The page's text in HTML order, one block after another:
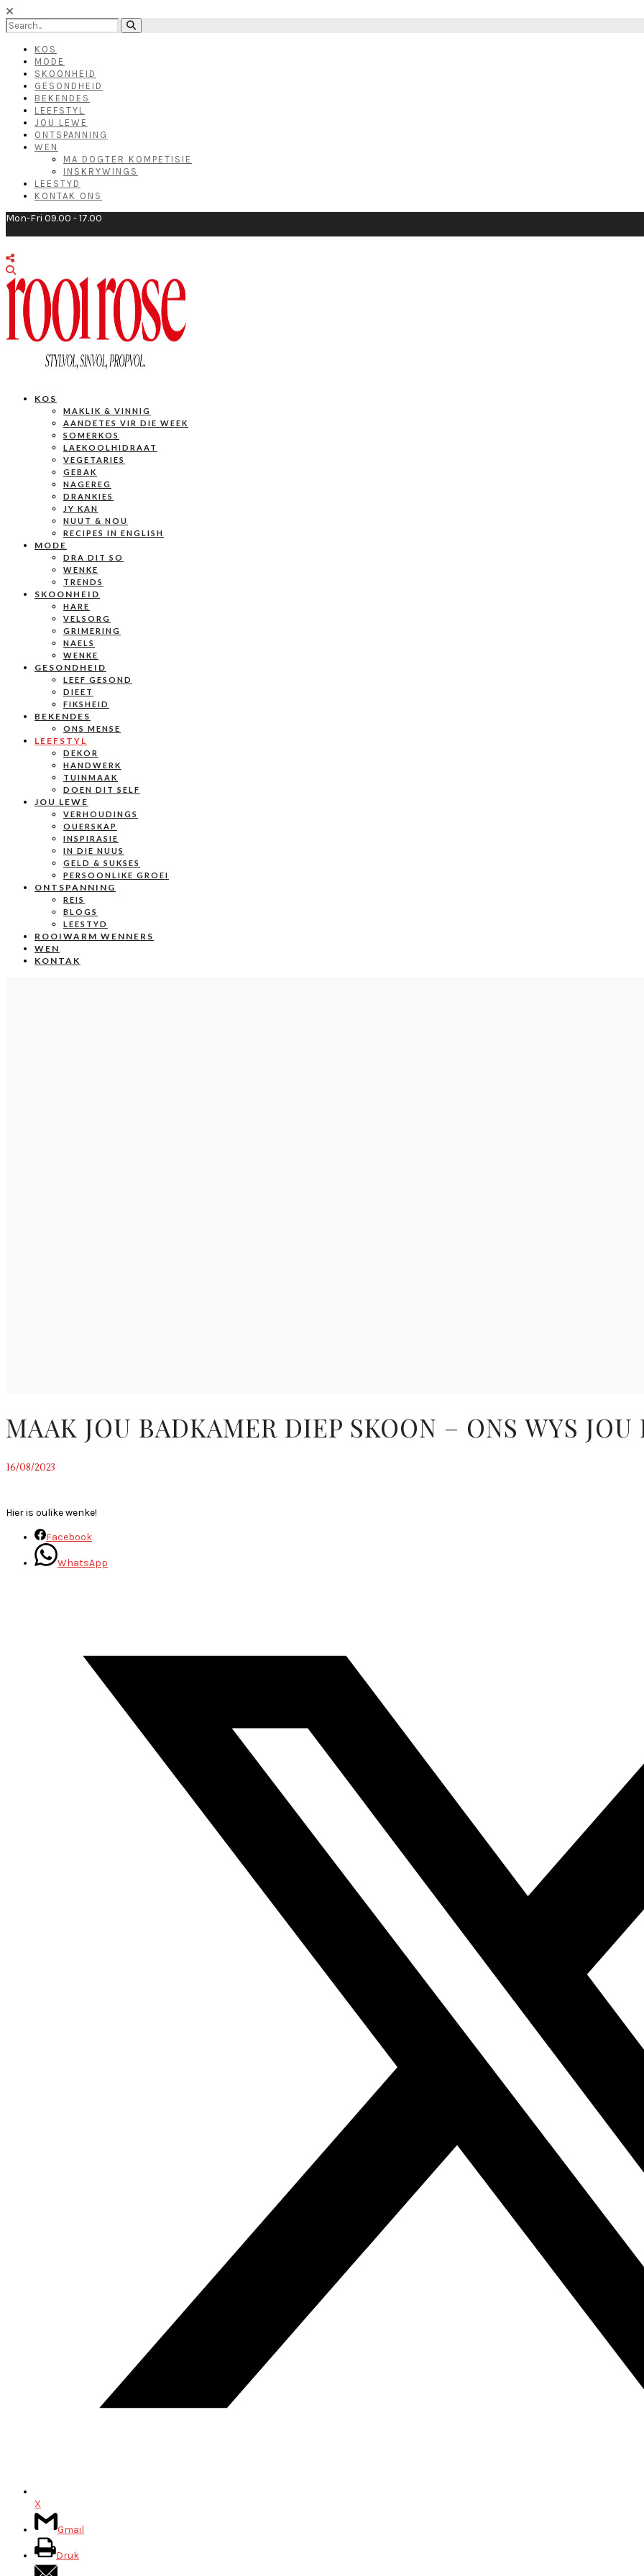
KOS
MODE
SKOONHEID
GESONDHEID
BEKENDES
LEEFSTYL
JOU LEWE
ONTSPANNING
WEN
MA DOGTER KOMPETISIE
INSKRYWINGS
LEESTYD
KONTAK ONS
Mon-Fri 09.00 - 17.00
KOS
MAKLIK & VINNIG
AANDETES VIR DIE WEEK
SOMERKOS
LAEKOOLHIDRAAT
VEGETARIES
GEBAK
NAGEREG
DRANKIES
JY KAN
NUUT & NOU
RECIPES IN ENGLISH
MODE
DRA DIT SO
WENKE
TRENDS
SKOONHEID
HARE
VELSORG
GRIMERING
NAELS
WENKE
GESONDHEID
LEEF GESOND
DIEET
FIKSHEID
BEKENDES
ONS MENSE
LEEFSTYL
DEKOR
HANDWERK
TUINMAAK
DOEN DIT SELF
JOU LEWE
VERHOUDINGS
OUERSKAP
INSPIRASIE
IN DIE NUUS
GELD & SUKSES
PERSOONLIKE GROEI
ONTSPANNING
REIS
BLOGS
LEESTYD
ROOIWARM WENNERS
WEN
KONTAK
MAAK JOU BADKAMER DIEP SKOON – ONS WYS JOU
16/08/2023
Hier is oulike wenke!
Facebook
WhatsApp
X
Gmail
Druk